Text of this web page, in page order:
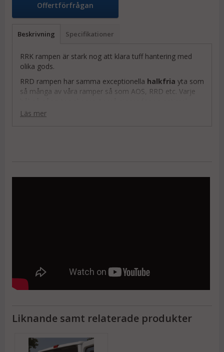
Offertförfrågan
Beskrivning Specifikationer
RRK rampen är stark nog att klara tuff hantering med
olika gods.
RRD rampen har samma exceptionella halkfria yta som
så många av våra ramper så som AOS, RRD etc. Varje
halksäker ramp. Gasdämparen har ett hölje av stål för
Läs mer
Liknande samt relaterade produkter